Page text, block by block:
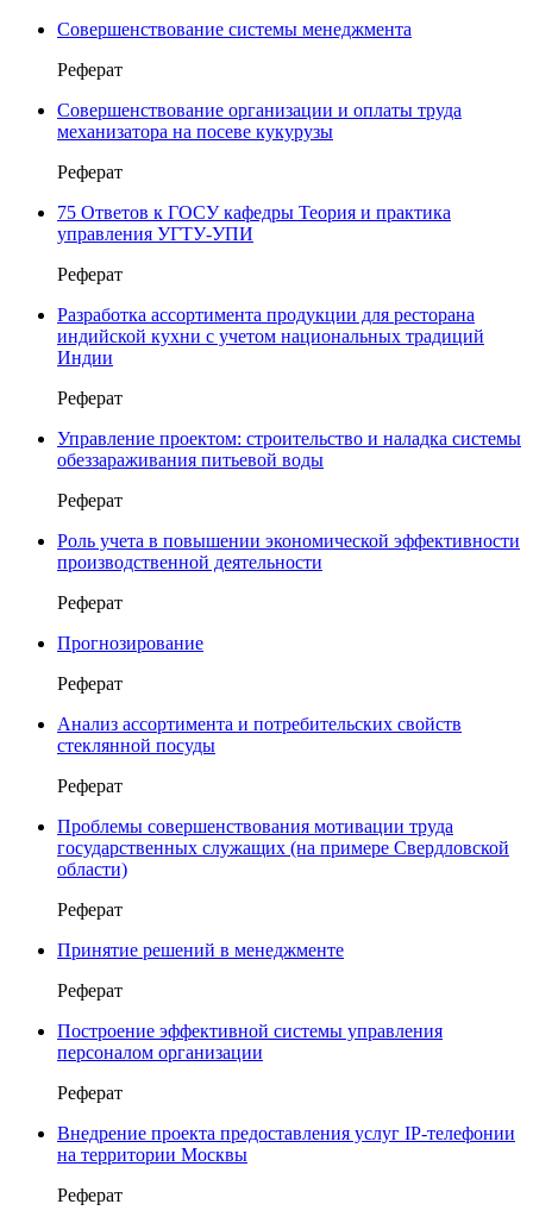
Совершенствование системы менеджмента
Реферат
Совершенствование организации и оплаты труда
механизатора на посеве кукурузы
Реферат
75 Ответов к ГОСУ кафедры Теория и практика
управления УГТУ-УПИ
Реферат
Разработка ассортимента продукции для ресторана
индийской кухни с учетом национальных традиций
Индии
Реферат
Управление проектом: строительство и наладка системы
обеззараживания питьевой воды
Реферат
Роль учета в повышении экономической эффективности
производственной деятельности
Реферат
Прогнозирование
Реферат
Анализ ассортимента и потребительских свойств
стеклянной посуды
Реферат
Проблемы совершенствования мотивации труда
государственных служащих (на примере Свердловской
области)
Реферат
Принятие решений в менеджменте
Реферат
Построение эффективной системы управления
персоналом организации
Реферат
Внедрение проекта предоставления услуг IP-телефонии
на территории Москвы
Реферат